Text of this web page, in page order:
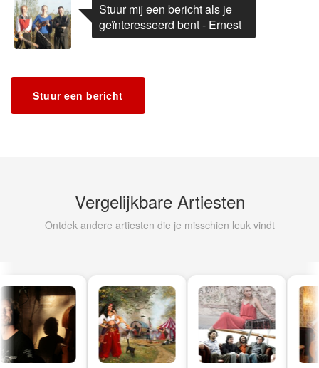
Stuur mij een bericht als je
geïnteresseerd bent - Ernest
Stuur een bericht
Vergelijkbare Artiesten
Ontdek andere artiesten die je misschien leuk vindt